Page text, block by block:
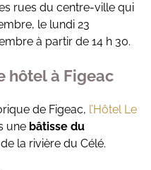
rues du centre-ville qui
le lundi 23
à partir de 14 h 30.
hôtel à Figeac
de Figeac, l’Hôtel Le
une bâtisse du
la rivière du Célé.